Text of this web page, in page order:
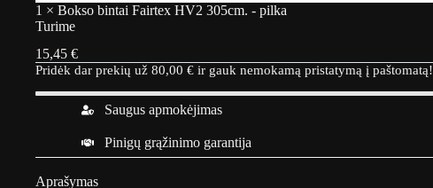
1 × Bokso bintai Fairtex HV2 305cm. - pilka
Turime
15,45 €
Pridėk dar prekių už 80,00 € ir gauk nemokamą pristatymą į paštomatą!
Saugus apmokėjimas
Pinigų grąžinimo garantija
Aprašymas